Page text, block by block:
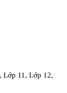
Lớp 11, Lớp 12,